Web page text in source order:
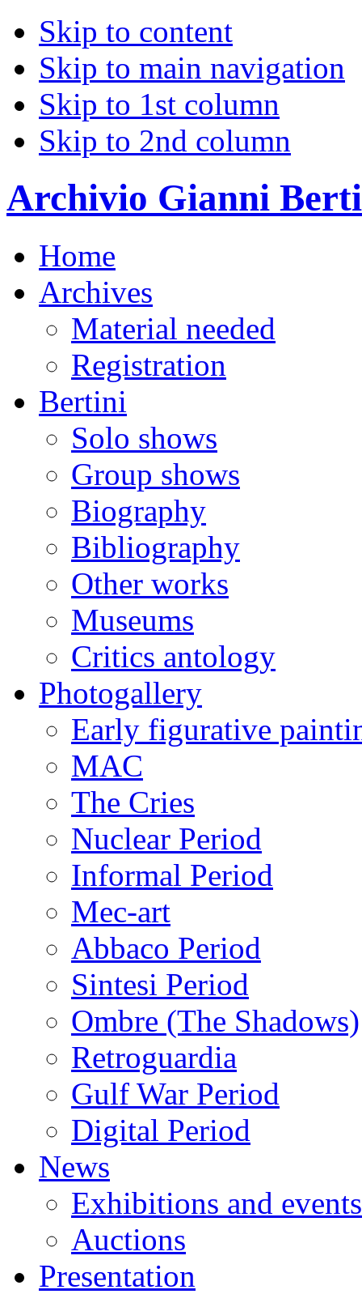
Skip to content
Skip to main navigation
Skip to 1st column
Skip to 2nd column
Archivio Gianni
Home
Archives
Material needed
Registration
Bertini
Solo shows
Group shows
Biography
Bibliography
Other works
Museums
Critics antology
Photogallery
Early figurative
MAC
The Cries
Nuclear Period
Informal Period
Mec-art
Abbaco Period
Sintesi Period
Ombre (The Shadows)
Retroguardia
Gulf War Period
Digital Period
News
Exhibitions and events
Auctions
Presentation